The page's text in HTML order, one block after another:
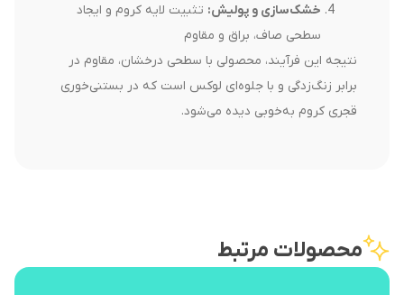
خشک‌سازی و پولیش: تثبیت لایه کروم و ایجاد
سطحی صاف، براق و مقاوم
نتیجه این فرآیند، محصولی با سطحی درخشان، مقاوم در
برابر زنگ‌زدگی و با جلوه‌ای لوکس است که در بستنی‌خوری
قجری کروم به‌خوبی دیده می‌شود.
محصولات مرتبط